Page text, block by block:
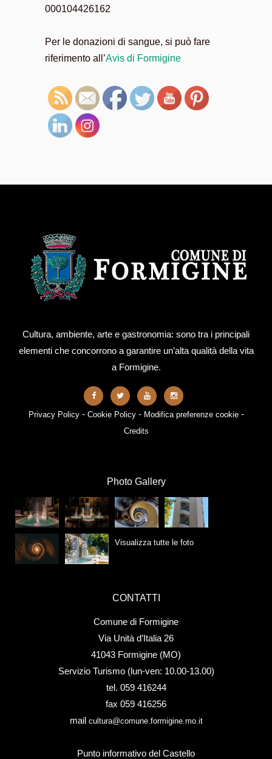
000104426162
Per le donazioni di sangue, si può fare
riferimento all’Avis di Formigine
Cultura, ambiente, arte e gastronomia: sono tra i principali
elementi che concorrono a garantire un’alta qualità della vita
a Formigine.
Privacy Policy- Cookie Policy- Modifica preferenze cookie-
Credits
Photo Gallery
Visualizza tutte le foto
CONTATTI
Comune di Formigine
Via Unità d’Italia 26
41043 Formigine (MO)
Servizio Turismo (lun-ven: 10.00-13.00)
tel. 059 416244
fax 059 416256
mail cultura@comune.formigine.mo.it
Punto informativo del Castello